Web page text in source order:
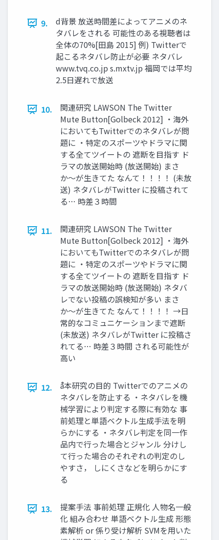
9.
d背景 放送時間差によってアニメのネ
タバレをされる 可能性のある視聴者は
全体の70%[田島 2015] 例) Twitterで
起こるネタバレ防止が必要 ネタバレ
www.tvq.co.jp s.mxtv.jp 福岡では平均
2.5日遅れで放送
10.
関連研究 LAWSON The Twitter
Mute Button[Golbeck 2012] ・海外
においてもTwitterでのネタバレが問
題に ・特定のスポーツやドラマに関
する全てツイートの 遮断を目指す ド
ラマの放送開始時 (放送開始) まさ
か〜が生きてた なんて！！！！ (未放
送) ネタバレがTwitter に投稿されて
る… 時差３時間
11.
関連研究 LAWSON The Twitter
Mute Button[Golbeck 2012] ・海外
においてもTwitterでのネタバレが問
題に ・特定のスポーツやドラマに関
する全てツイートの 遮断を目指す ド
ラマの放送開始時 (放送開始) ネタバ
レでない投稿の誤検知が多い まさ
か〜が生きてた なんて！！！！ →日
常的なコミュニケーションまで遮断
(未放送) ネタバレがTwitter に投稿さ
れてる… 時差３時間 される可能性が
高い
12.
å本研究の目的 Twitterでのアニメの
ネタバレを防止する ・ネタバレを機
械学習により判定する際に有効な 事
前処理と単語ベクトル生成手法を明
らかにする ・ネタバレ判定を同一作
品内で行った場合とジャンル 分けし
て行った場合のそれぞれの判定のし
やすさ， しにくさなどを明らかにす
る
13.
提案手法 事前処理 正規化 人物名一般
化 組み合わせ 単語ベクトル生成 形態
素解析 or 係り受け解析 SVMを用いた